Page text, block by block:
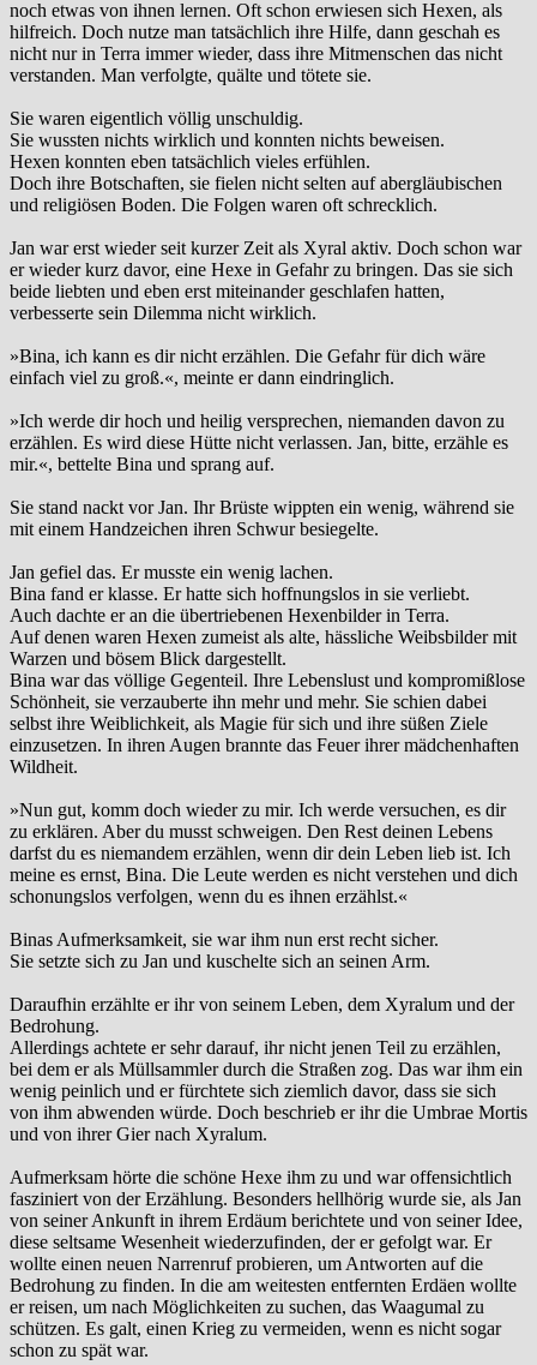
noch etwas von ihnen lernen. Oft schon erwiesen sich Hexen, als
hilfreich. Doch nutze man tatsächlich ihre Hilfe, dann geschah es
nicht nur in Terra immer wieder, dass ihre Mitmenschen das nicht
verstanden. Man verfolgte, quälte und tötete sie.
Sie waren eigentlich völlig unschuldig.
Sie wussten nichts wirklich und konnten nichts beweisen.
Hexen konnten eben tatsächlich vieles erfühlen.
Doch ihre Botschaften, sie fielen nicht selten auf abergläubischen
und religiösen Boden. Die Folgen waren oft schrecklich.
Jan war erst wieder seit kurzer Zeit als Xyral aktiv. Doch schon war
er wieder kurz davor, eine Hexe in Gefahr zu bringen. Das sie sich
beide liebten und eben erst miteinander geschlafen hatten,
verbesserte sein Dilemma nicht wirklich.
»Bina, ich kann es dir nicht erzählen. Die Gefahr für dich wäre
einfach viel zu groß.«, meinte er dann eindringlich.
»Ich werde dir hoch und heilig versprechen, niemanden davon zu
erzählen. Es wird diese Hütte nicht verlassen. Jan, bitte, erzähle es
mir.«, bettelte Bina und sprang auf.
Sie stand nackt vor Jan. Ihr Brüste wippten ein wenig, während sie
mit einem Handzeichen ihren Schwur besiegelte.
Jan gefiel das. Er musste ein wenig lachen.
Bina fand er klasse. Er hatte sich hoffnungslos in sie verliebt.
Auch dachte er an die übertriebenen Hexenbilder in Terra.
Auf denen waren Hexen zumeist als alte, hässliche Weibsbilder mit
Warzen und bösem Blick dargestellt.
Bina war das völlige Gegenteil. Ihre Lebenslust und kompromißlose
Schönheit, sie verzauberte ihn mehr und mehr. Sie schien dabei
selbst ihre Weiblichkeit, als Magie für sich und ihre süßen Ziele
einzusetzen. In ihren Augen brannte das Feuer ihrer mädchenhaften
Wildheit.
»Nun gut, komm doch wieder zu mir. Ich werde versuchen, es dir
zu erklären. Aber du musst schweigen. Den Rest deinen Lebens
darfst du es niemandem erzählen, wenn dir dein Leben lieb ist. Ich
meine es ernst, Bina. Die Leute werden es nicht verstehen und dich
schonungslos verfolgen, wenn du es ihnen erzählst.«
Binas Aufmerksamkeit, sie war ihm nun erst recht sicher.
Sie setzte sich zu Jan und kuschelte sich an seinen Arm.
Daraufhin erzählte er ihr von seinem Leben, dem Xyralum und der
Bedrohung.
Allerdings achtete er sehr darauf, ihr nicht jenen Teil zu erzählen,
bei dem er als Müllsammler durch die Straßen zog. Das war ihm ein
wenig peinlich und er fürchtete sich ziemlich davor, dass sie sich
von ihm abwenden würde. Doch beschrieb er ihr die Umbrae Mortis
und von ihrer Gier nach Xyralum.
Aufmerksam hörte die schöne Hexe ihm zu und war offensichtlich
fasziniert von der Erzählung. Besonders hellhörig wurde sie, als Jan
von seiner Ankunft in ihrem Erdäum berichtete und von seiner Idee,
diese seltsame Wesenheit wiederzufinden, der er gefolgt war. Er
wollte einen neuen Narrenruf probieren, um Antworten auf die
Bedrohung zu finden. In die am weitesten entfernten Erdäen wollte
er reisen, um nach Möglichkeiten zu suchen, das Waagumal zu
schützen. Es galt, einen Krieg zu vermeiden, wenn es nicht sogar
schon zu spät war.